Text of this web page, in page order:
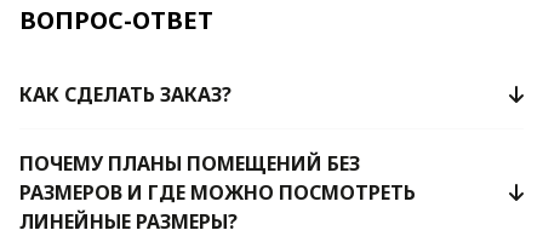
ВОПРОС-ОТВЕТ
КАК СДЕЛАТЬ ЗАКАЗ?
ПОЧЕМУ ПЛАНЫ ПОМЕЩЕНИЙ БЕЗ
РАЗМЕРОВ И ГДЕ МОЖНО ПОСМОТРЕТЬ
ЛИНЕЙНЫЕ РАЗМЕРЫ?